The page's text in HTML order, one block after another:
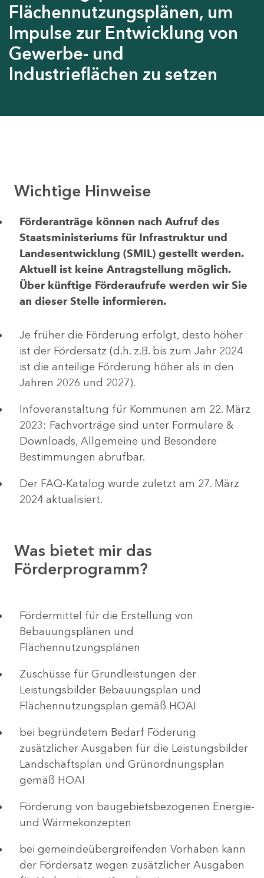
Flächennutzungsplänen, um
Impulse zur Entwicklung von
Gewerbe- und
Industrieflächen zu setzen
Wichtige Hinweise
Förderanträge können nach Aufruf des
Staatsministeriums für Infrastruktur und
Landesentwicklung (SMIL) gestellt werden.
Aktuell ist keine Antragstellung möglich.
Über künftige Förderaufrufe werden wir Sie
an dieser Stelle informieren.
Je früher die Förderung erfolgt, desto höher
ist der Fördersatz (d.h. z.B. bis zum Jahr 2024
ist die anteilige Förderung höher als in den
Jahren 2026 und 2027).
Infoveranstaltung für Kommunen am 22. März
2023: Fachvorträge sind unter Formulare &
Downloads, Allgemeine und Besondere
Bestimmungen abrufbar.
Der FAQ-Katalog wurde zuletzt am 27. März
2024 aktualisiert.
Was bietet mir das
Förderprogramm?
Fördermittel für die Erstellung von
Bebauungsplänen und
Flächennutzungsplänen
Zuschüsse für Grundleistungen der
Leistungsbilder Bebauungsplan und
Flächennutzungsplan gemäß HOAI
bei begründetem Bedarf Föderung
zusätzlicher Ausgaben für die Leistungsbilder
Landschaftsplan und Grünordnungsplan
gemäß HOAI
Förderung von baugebietsbezogenen Energie-
und Wärmekonzepten
bei gemeindeübergreifenden Vorhaben kann
der Fördersatz wegen zusätzlicher Ausgaben